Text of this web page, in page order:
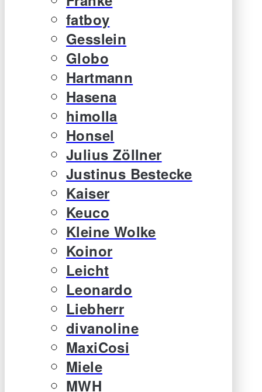
fatboy
Gesslein
Globo
Hartmann
Hasena
himolla
Honsel
Julius Zöllner
Justinus Bestecke
Kaiser
Keuco
Kleine Wolke
Koinor
Leicht
Leonardo
Liebherr
divanoline
MaxiCosi
Miele
MWH